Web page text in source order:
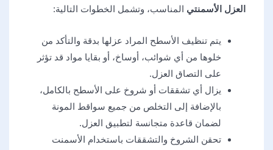
العزل الأسمنتي المناسب، وتشمل الخطوات التالية:
يتم تنظيف الأسطح المراد عزلها بدقة والتأكد من
خلوها من أي شوائب، أوساخ، أو بقايا مواد قد تؤثر
على التصاق العزل.
يزال أي تشققات أو شروخ على الأسطح بالكامل،
بالإضافة إلى التخلص من جميع سواقط المونة
لضمان قاعدة متجانسة لتطبيق العزل.
تحقن الشروخ والتشققات باستخدام الأسمنت